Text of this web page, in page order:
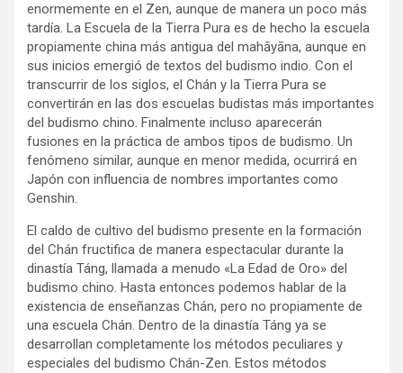
enormemente en el Zen, aunque de manera un poco más
tardía. La Escuela de la Tierra Pura es de hecho la escuela
propiamente china más antigua del mahāyāna, aunque en
sus inicios emergió de textos del budismo indio. Con el
transcurrir de los siglos, el Chán y la Tierra Pura se
convertirán en las dos escuelas budistas más importantes
del budismo chino. Finalmente incluso aparecerán
fusiones en la práctica de ambos tipos de budismo. Un
fenómeno similar, aunque en menor medida, ocurrirá en
Japón con influencia de nombres importantes como
Genshin.
El caldo de cultivo del budismo presente en la formación
del Chán fructifica de manera espectacular durante la
dinastía Táng, llamada a menudo «La Edad de Oro» del
budismo chino. Hasta entonces podemos hablar de la
existencia de enseñanzas Chán, pero no propiamente de
una escuela Chán. Dentro de la dinastía Táng ya se
desarrollan completamente los métodos peculiares y
especiales del budismo Chán-Zen. Estos métodos